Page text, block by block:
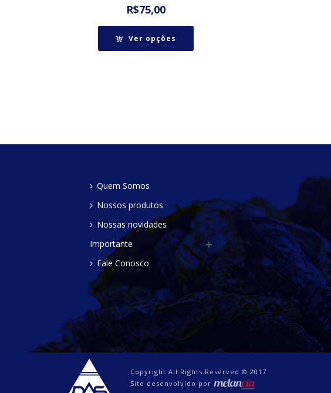
R$75,00
Ver opções
Quem Somos
Nossos produtos
Nossas novidades
Importante
Fale Conosco
Copyright All Rights Reserved © 2017
Site desenvolvido por